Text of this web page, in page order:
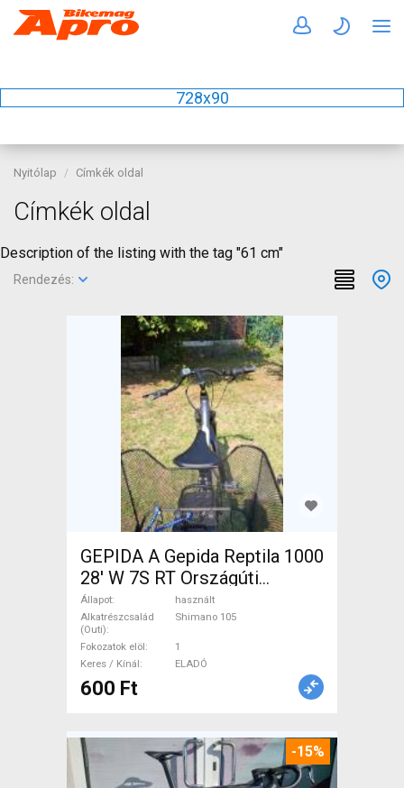
728x90
Nyitólap Címkék oldal
Címkék oldal
Description of the listing with the tag "61 cm"
Rendezés:
GEPIDA A Gepida Reptila 1000
28' W 7S RT Országúti
Shimano 105 használt ELADÓ
Állapot
használt
Alkatrészcsalád
(Outi)
Shimano 105
Fokozatok elöl
1
Keres / Kínál
ELADÓ
600 Ft
-15%